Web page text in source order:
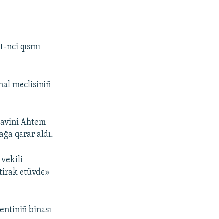
nci qısmı
meclisiniñ
Ahtem
qarar aldı.
vekili
etüvde»
binası